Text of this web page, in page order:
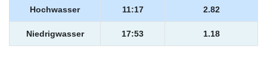
Hochwasser 11:17 2.82
Niedrigwasser 17:53 1.18